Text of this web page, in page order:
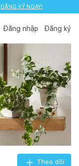
ĐĂNG KÝ NGAY!
Đăng nhập Đăng ký
Theo dõi